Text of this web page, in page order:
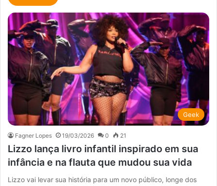
Geek
Fagner Lopes 19/03/2026 0 21
Lizzo lança livro infantil inspirado em sua
infância e na flauta que mudou sua vida
Lizzo vai levar sua história para um novo público, longe dos